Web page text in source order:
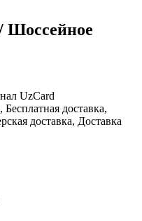
UzCard
Бесплатная доставка,
доставка, Доставка